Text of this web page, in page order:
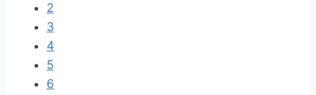
2
3
4
5
6